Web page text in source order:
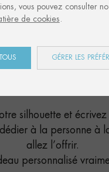
CULTURAL MEMORIES
texte
silhouette et
à la personne à
allez l’offrir.
personnalisé
vous pouvez consulter
de cookies.
GÉRER LES